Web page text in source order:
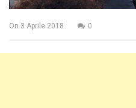
On 3 Aprile 2018 0